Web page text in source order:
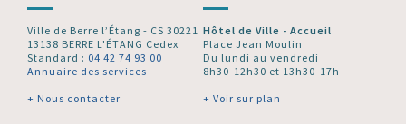
Ville de Berre l’Étang - CS 30221
13138 BERRE L'ÉTANG Cedex
Standard : 04 42 74 93 00
Annuaire des services
+ Nous contacter
Hôtel de Ville - Accueil
Place Jean Moulin
Du lundi au vendredi
8h30-12h30 et 13h30-17h
+ Voir sur plan